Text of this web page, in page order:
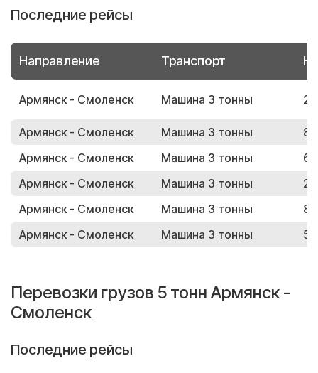
Последние рейсы
Направление Транспорт
Армянск - Смоленск Машина 3 тонны
Армянск - Смоленск Машина 3 тонны
Армянск - Смоленск
Машина 3 тонны
Армянск - Смоленск
Машина 3 тонны
Армянск - Смоленск
Машина 3 тонны
Армянск - Смоленск
Машина 3 тонны
Перевозки грузов 5 тонн Армянск -
Смоленск
Последние рейсы